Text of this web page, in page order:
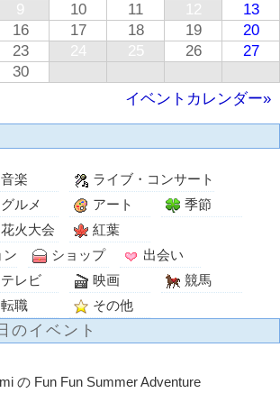
9 10 11 12
13
16 17 18 19
20
23 24 25 26
27
30
イベントカレンダー»
音楽
ライブ・コンサート
グルメ アート
季節
花火大会
紅葉
ン
ショップ
出会い
テレビ 映画
競馬
転職 その他
のイベント
の Fun Fun Summer Adventure